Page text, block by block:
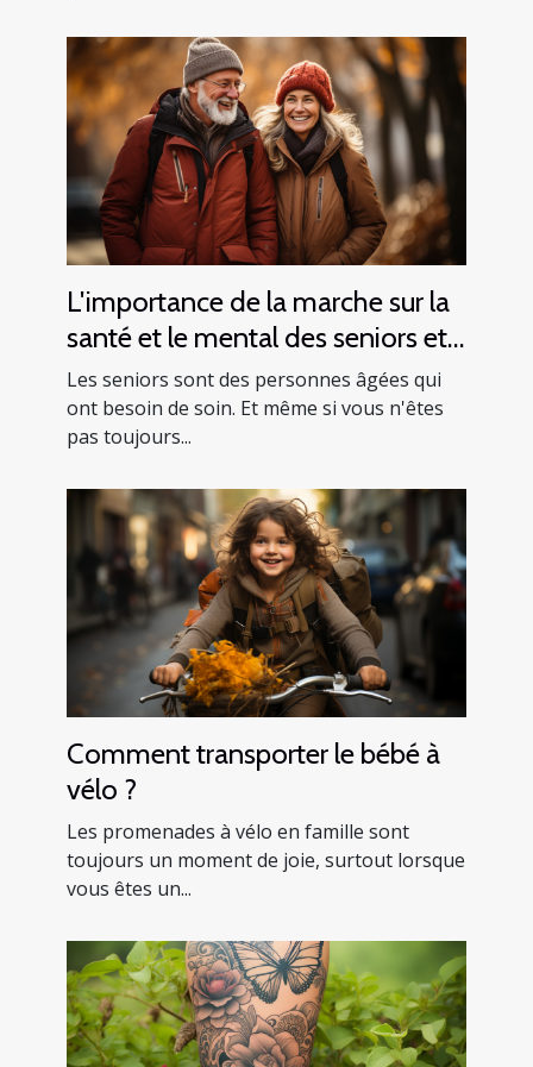
L'importance de la marche sur la
santé et le mental des seniors et
comment le faire en toute
sécurité
Les seniors sont des personnes âgées qui
ont besoin de soin. Et même si vous n'êtes
pas toujours...
Comment transporter le bébé à
vélo ?
Les promenades à vélo en famille sont
toujours un moment de joie, surtout lorsque
vous êtes un...